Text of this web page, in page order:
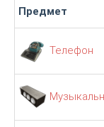
Предмет
Телефон